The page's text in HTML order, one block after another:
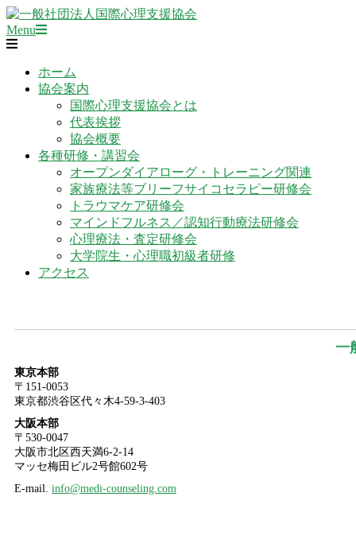
Skip
to
content
一
般
Primary
Navigation
Menu
ホーム
協会案内
国際心理支援協会とは
代表挨拶
協会概要
各種研修・講習会
オープンダイアローグ・トレーニング関連
家族療法等ブリーフサイコセラピー研修会
トラウマケア研修会
マインドフルネス／認知行動療法研修会
心理療法・査定研修会
大学院生・心理職初級者研修
アクセス
一
東京本部
〒151-0053
東京都渋谷区代々木4-59-3-403
大阪本部
〒530-0047
大阪市北区西天満6-2-14
マッセ梅田ビル2号館602号
E-mail. info@medi-counseling.com